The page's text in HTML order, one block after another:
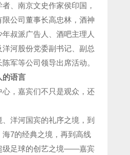
、南京文史作家侯印国，
公司董事长高忠林，酒神
叔派广告人、酒吧主理人
河股份党委副书记、副总
军等公司领导出席活动。
的语言
，嘉宾们不只是观众，还
洋河国宾的礼序之境，到
7的经典之境，再到高线
级足球的创艺之境——嘉宾